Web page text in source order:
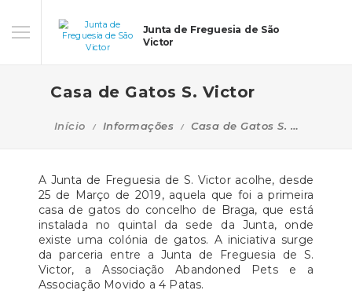
Junta de Freguesia de São
Victor
Casa de Gatos S. Victor
Início Informações Casa de Gatos S. Victor
A Junta de Freguesia de S. Victor acolhe, desde
25 de Março de 2019, aquela que foi a primeira
casa de gatos do concelho de Braga, que está
instalada no quintal da sede da Junta, onde
existe uma colónia de gatos. A iniciativa surge
da parceria entre a Junta de Freguesia de S.
Victor, a Associação Abandoned Pets e a
Associação Movido a 4 Patas.